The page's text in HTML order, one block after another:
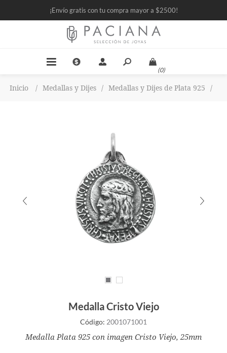
¡Envío gratis con tu compra mayor a $2500!
(0)
Inicio / Medallas y Dijes / Medallas y Dijes de Plata 925 /
Medalla Cristo Viejo
Código: 2001071001
Medalla Plata 925 con imagen Cristo Viejo, 25mm